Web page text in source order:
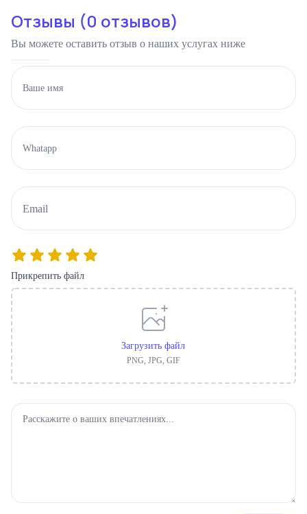
Отзывы (0 отзывов)
Вы можете оставить отзыв о наших услугах ниже
Прикрепить файл
Загрузить файл
PNG, JPG, GIF